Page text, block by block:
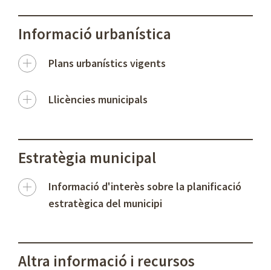
Informació urbanística
Plans urbanístics vigents
Llicències municipals
Estratègia municipal
Informació d'interès sobre la planificació
estratègica del municipi
Altra informació i recursos